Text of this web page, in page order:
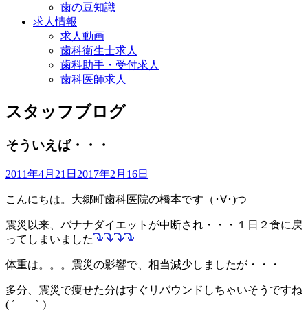
歯の豆知識
求人情報
求人動画
歯科衛生士求人
歯科助手・受付求人
歯科医師求人
スタッフブログ
そういえば・・・
2011年4月21日 2017年2月16日
こんにちは。大郷町歯科医院の橋本です（･∀･)つ
震災以来、バナナダイエットが中断され・・・１日２食に戻
ってしまいました
体重は。。。震災の影響で、相当減少しましたが・・・
多分、震災で痩せた分はすぐリバウンドしちゃいそうですね
( ´_ゝ｀)